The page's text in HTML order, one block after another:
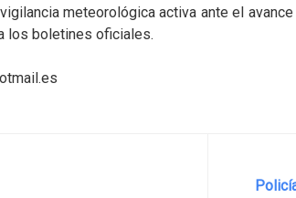
meteorológica activa ante el
los boletines oficiales.